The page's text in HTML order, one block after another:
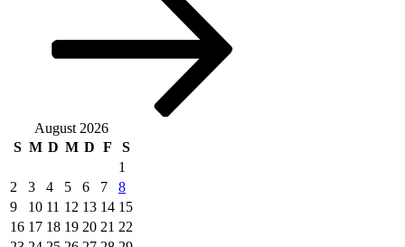
August 2026
S M D M D F
S
1
2
3 4 5 6 7
8
9
10 11 12 13 14 15
16 17 18 19 20 21 22